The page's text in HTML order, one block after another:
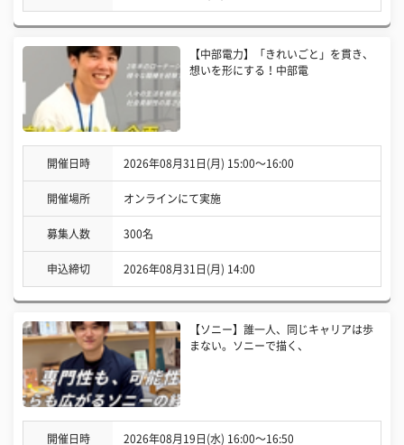
【中部電力】「きれいごと」を貫き、
想いを形にする！中部電
開催日時 2026年08月31日(月) 15:00〜16:00
開催場所 オンラインにて実施
募集人数 300名
申込締切 2026年08月31日(月) 14:00
【ソニー】誰一人、同じキャリアは歩
まない。ソニーで描く、
開催日時 2026年08月19日(水) 16:00〜16:50